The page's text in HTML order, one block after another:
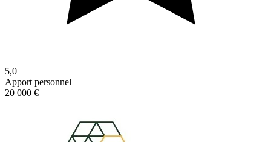
5,0
Apport personnel
20 000 €